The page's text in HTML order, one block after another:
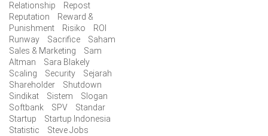
Relationship
Repost
Reputation
Reward &
Punishment
Risiko
ROI
Runway
Sacrifice
Saham
Sales & Marketing
Sam
Altman
Sara Blakely
Scaling
Security
Sejarah
Shareholder
Shutdown
Sindikat
Sistem
Slogan
Softbank
SPV
Standar
Startup
Startup Indonesia
Statistic
Steve Jobs